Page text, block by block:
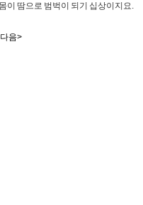
이 땀으로 범벅이 되기 십상이지요.
다음>